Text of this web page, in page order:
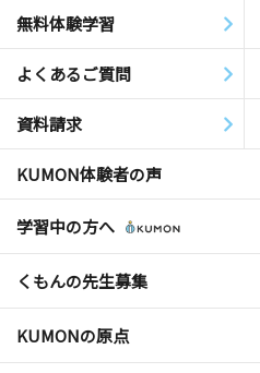
無料体験学習
よくあるご質問
資料請求
KUMON体験者の声
学習中の方へ
くもんの先生募集
KUMONの原点